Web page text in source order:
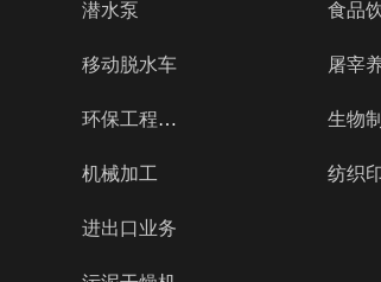
潜水泵
移动脱水车
环保工程的
机械加工
进出口业务
食品
屠宰
生物
纺织